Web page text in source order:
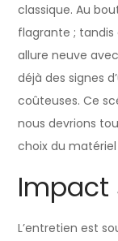
classique. Au
flagrante ;
allure neuve
déjà des signes
coûteuses. Ce
nous devrions
choix du
Impact
L’entretien est